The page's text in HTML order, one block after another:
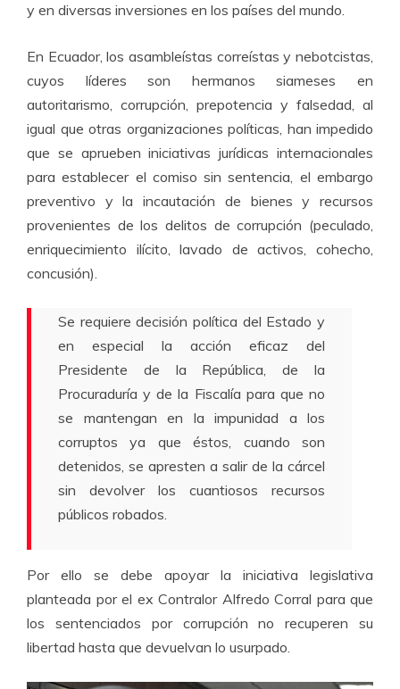
y en diversas inversiones en los países del mundo.
En Ecuador, los asambleístas correístas y nebotcistas,
cuyos líderes son hermanos siameses en
autoritarismo, corrupción, prepotencia y falsedad, al
igual que otras organizaciones políticas, han impedido
que se aprueben iniciativas jurídicas internacionales
para establecer el comiso sin sentencia, el embargo
preventivo y la incautación de bienes y recursos
provenientes de los delitos de corrupción (peculado,
enriquecimiento ilícito, lavado de activos, cohecho,
concusión).
Se requiere decisión política del Estado y
en especial la acción eficaz del
Presidente de la República, de la
Procuraduría y de la Fiscalía para que no
se mantengan en la impunidad a los
corruptos ya que éstos, cuando son
detenidos, se apresten a salir de la cárcel
sin devolver los cuantiosos recursos
públicos robados.
Por ello se debe apoyar la iniciativa legislativa
planteada por el ex Contralor Alfredo Corral para que
los sentenciados por corrupción no recuperen su
libertad hasta que devuelvan lo usurpado.